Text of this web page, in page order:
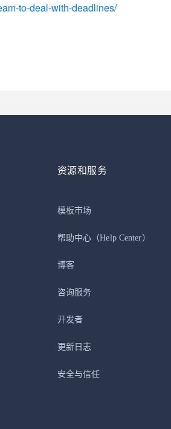
to-deal-with-deadlines/
资源和服务
模板市场
帮助中心 （Help Center）
博客
咨询服务
开发者
更新日志
安全与信任